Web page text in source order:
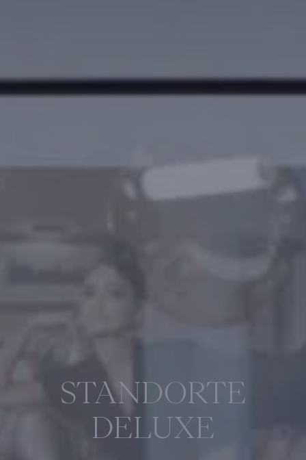
STANDORTE
DELUXE